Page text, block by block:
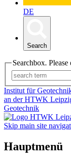
DE
Search
Searchbox.
Institut für
an der HTWK
Geotechnik
Skip main site
Hauptmenü